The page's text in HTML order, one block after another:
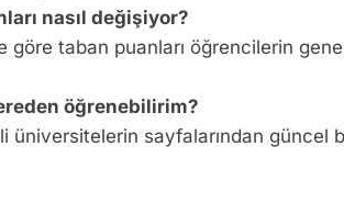
nasıl değişiyor?
taban puanları öğrencilerin genel
öğrenebilirim?
üniversitelerin sayfalarından güncel